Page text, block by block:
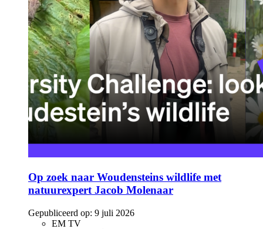
Op zoek naar Woudensteins wildlife met
natuurexpert Jacob Molenaar
Gepubliceerd op: 9 juli 2026
EM TV